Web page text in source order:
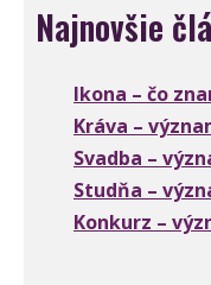
Najnovšie
Ikona – čo
Kráva –
Svadba –
Studňa –
Konkurz –